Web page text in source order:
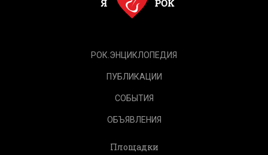
РОК.ЭНЦИКЛОПЕДИЯ
ПУБЛИКАЦИИ
СОБЫТИЯ
ОБЪЯВЛЕНИЯ
Площадки